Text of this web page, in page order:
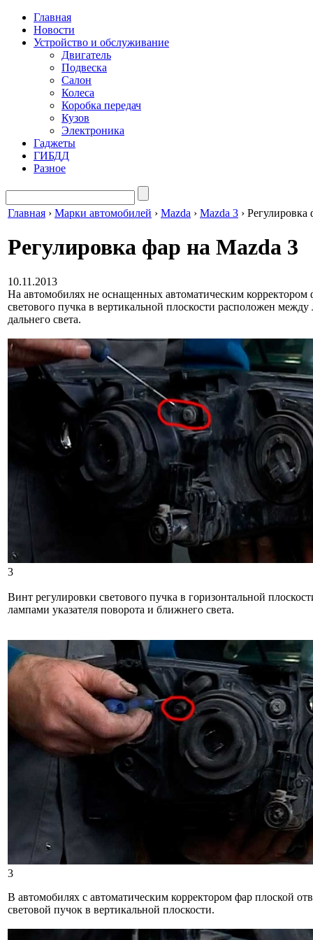
Главная
Новости
Устройство и обслуживание
Двигатель
Подвеска
Салон
Колеса
Коробка передач
Кузов
Электроника
Гаджеты
ГИБДД
Разное
Главная › Марки автомобилей › Mazda › Mazda 3 › Регулировка
Регулировка фар на Mazda 3
10.11.2013
На автомобилях не оснащенных автоматическим корректором
светового пучка в вертикальной плоскости расположен
дальнего света.
3
Винт регулировки светового пучка в горизонтальной
лампами указателя поворота и ближнего света.
3
В автомобилях с автоматическим корректором фар плоской
световой пучок в вертикальной плоскости.